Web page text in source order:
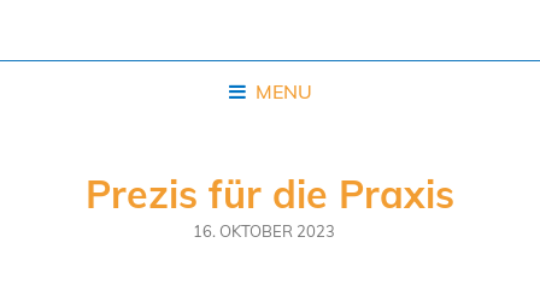
MENU
Prezis für die Praxis
16. OKTOBER 2023